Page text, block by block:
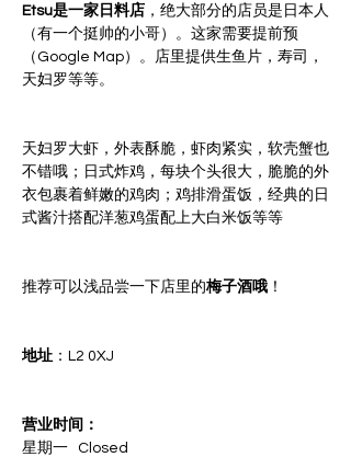
Etsu是一家日料店 ，绝大部分的店员是日本人
（有一个挺帅的小哥）。这家需要提前预
（Google Map）。店里提供生鱼片，寿司，
天妇罗等等。
天妇罗大虾，外表酥脆，虾肉紧实，软壳蟹也
不错哦；日式炸鸡，每块个头很大，脆脆的外
衣包裹着鲜嫩的鸡肉；鸡排滑蛋饭，经典的日
式酱汁搭配洋葱鸡蛋配上大白米饭等等
推荐可以浅品尝一下店里的梅子酒哦 ！
地址 ：L2 0XJ
营业时间：
星期一   Closed